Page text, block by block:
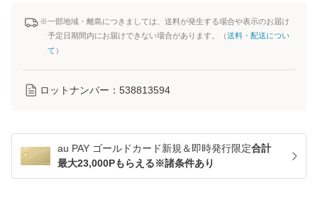
※一部地域・離島につきましては、送料が発生する場合や表示のお届け
予定日期間内にお届けできない場合があります。（送料・配送につい
て ）
ロットナンバー： 538813594
au PAY ゴールドカード新規＆即時発行限定合計
最大23,000Pもらえる※諸条件あり